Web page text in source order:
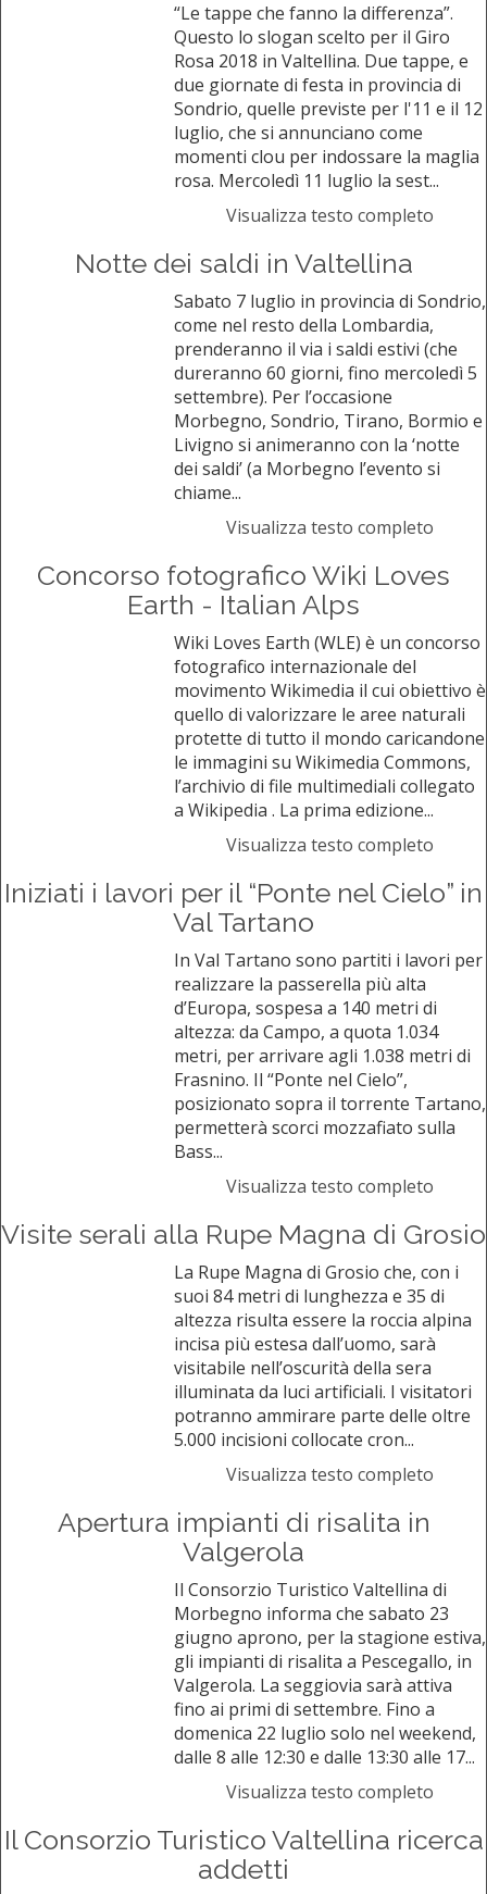
“Le tappe che fanno la differenza”.
Questo lo slogan scelto per il Giro
Rosa 2018 in Valtellina. Due tappe, e
due giornate di festa in provincia di
Sondrio, quelle previste per l'11 e il 12
luglio, che si annunciano come
momenti clou per indossare la maglia
rosa. Mercoledì 11 luglio la sest...
Visualizza testo completo
Notte dei saldi in Valtellina
Sabato 7 luglio in provincia di Sondrio,
come nel resto della Lombardia,
prenderanno il via i saldi estivi (che
dureranno 60 giorni, fino mercoledì 5
settembre). Per l’occasione
Morbegno, Sondrio, Tirano, Bormio e
Livigno si animeranno con la ‘notte
dei saldi’ (a Morbegno l’evento si
chiame...
Visualizza testo completo
Concorso fotografico Wiki Loves
Earth - Italian Alps
Wiki Loves Earth (WLE) è un concorso
fotografico internazionale del
movimento Wikimedia il cui obiettivo è
quello di valorizzare le aree naturali
protette di tutto il mondo caricandone
le immagini su Wikimedia Commons,
l’archivio di file multimediali collegato
a Wikipedia . La prima edizione...
Visualizza testo completo
Iniziati i lavori per il “Ponte nel Cielo” in
Val Tartano
In Val Tartano sono partiti i lavori per
realizzare la passerella più alta
d’Europa, sospesa a 140 metri di
altezza: da Campo, a quota 1.034
metri, per arrivare agli 1.038 metri di
Frasnino. Il “Ponte nel Cielo”,
posizionato sopra il torrente Tartano,
permetterà scorci mozzafiato sulla
Bass...
Visualizza testo completo
Visite serali alla Rupe Magna di Grosio
La Rupe Magna di Grosio che, con i
suoi 84 metri di lunghezza e 35 di
altezza risulta essere la roccia alpina
incisa più estesa dall’uomo, sarà
visitabile nell’oscurità della sera
illuminata da luci artificiali. I visitatori
potranno ammirare parte delle oltre
5.000 incisioni collocate cron...
Visualizza testo completo
Apertura impianti di risalita in
Valgerola
Il Consorzio Turistico Valtellina di
Morbegno informa che sabato 23
giugno aprono, per la stagione estiva,
gli impianti di risalita a Pescegallo, in
Valgerola. La seggiovia sarà attiva
fino ai primi di settembre. Fino a
domenica 22 luglio solo nel weekend,
dalle 8 alle 12:30 e dalle 13:30 alle 17...
Visualizza testo completo
Il Consorzio Turistico Valtellina ricerca
addetti